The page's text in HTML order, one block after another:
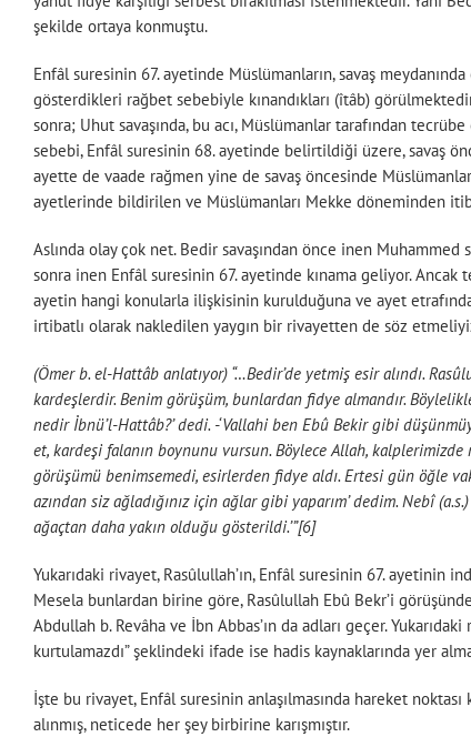
şekilde ortaya konmuştu.
Enfâl suresinin 67. ayetinde Müslümanların, savaş
gösterdikleri rağbet sebebiyle kınandıkları (îtâb)
sonra; Uhut savaşında, bu acı, Müslümanlar tarafından
sebebi, Enfâl suresinin 68. ayetinde belirtildiği üzere, savaş
ayette de vaade rağmen yine de savaş öncesinde
ayetlerinde bildirilen ve Müslümanları Mekke döneminden
Aslında olay çok net. Bedir savaşından önce inen
sonra inen Enfâl suresinin 67. ayetinde kınama geliyor. Ancak
ayetin hangi konularla ilişkisinin kurulduğuna ve ayet
irtibatlı olarak nakledilen yaygın bir rivayetten de söz
(Ömer b. el-Hattâb anlatıyor) “…Bedir’de yetmiş esir alındı.
kardeşlerdir. Benim görüşüm, bunlardan fidye almandır.
nedir İbnü’l-Hattâb?’ dedi. -‘Vallahi ben Ebû Bekir gibi
et, kardeşi falanın boynunu vursun. Böylece Allah, kalplerimizde
görüşümü benimsemedi, esirlerden fidye aldı. Ertesi gün öğle
azından siz ağladığınız için ağlar gibi yaparım’ dedim. Nebî
ağaçtan daha yakın olduğu gösterildi.’”[6]
Yukarıdaki rivayet, Rasûlullah’ın, Enfâl suresinin 67. ayetinin
Mesela bunlardan birine göre, Rasûlullah Ebû Bekr’i
Abdullah b. Revâha ve İbn Abbas’ın da adları geçer.
kurtulamazdı” şeklindeki ifade ise hadis kaynaklarında yer
İşte bu rivayet, Enfâl suresinin anlaşılmasında hareket
alınmış, neticede her şey birbirine karışmıştır.